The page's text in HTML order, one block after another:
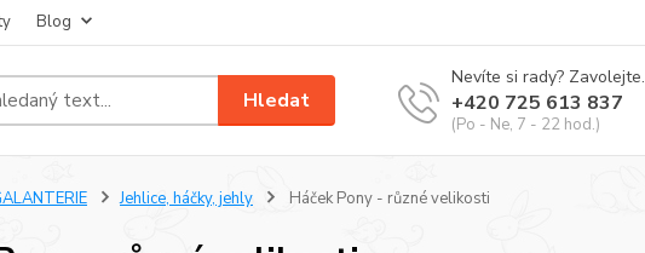
Blog
Hledat
Nevíte si rady? Zavolejte.
+420 725 613 837
(Po - Ne, 7 - 22 hod.)
Jehlice, háčky, jehly Háček Pony - různé velikosti